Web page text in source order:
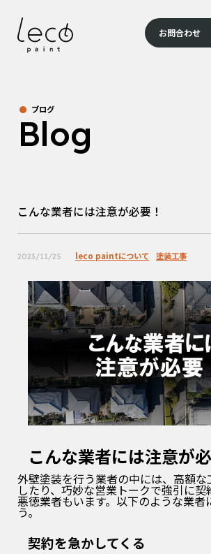
お問合わせ
ブログ
Blog
こんな業者には注意が必要！
2023/11/25 leco paintについて 塗装工事
こんな業者には注意が
外壁塗装を行う業者の中には、高額な
したり、巧妙な営業トークで強引に契
悪徳業者もいます。以下のような業者
う。
契約を急かしてくる